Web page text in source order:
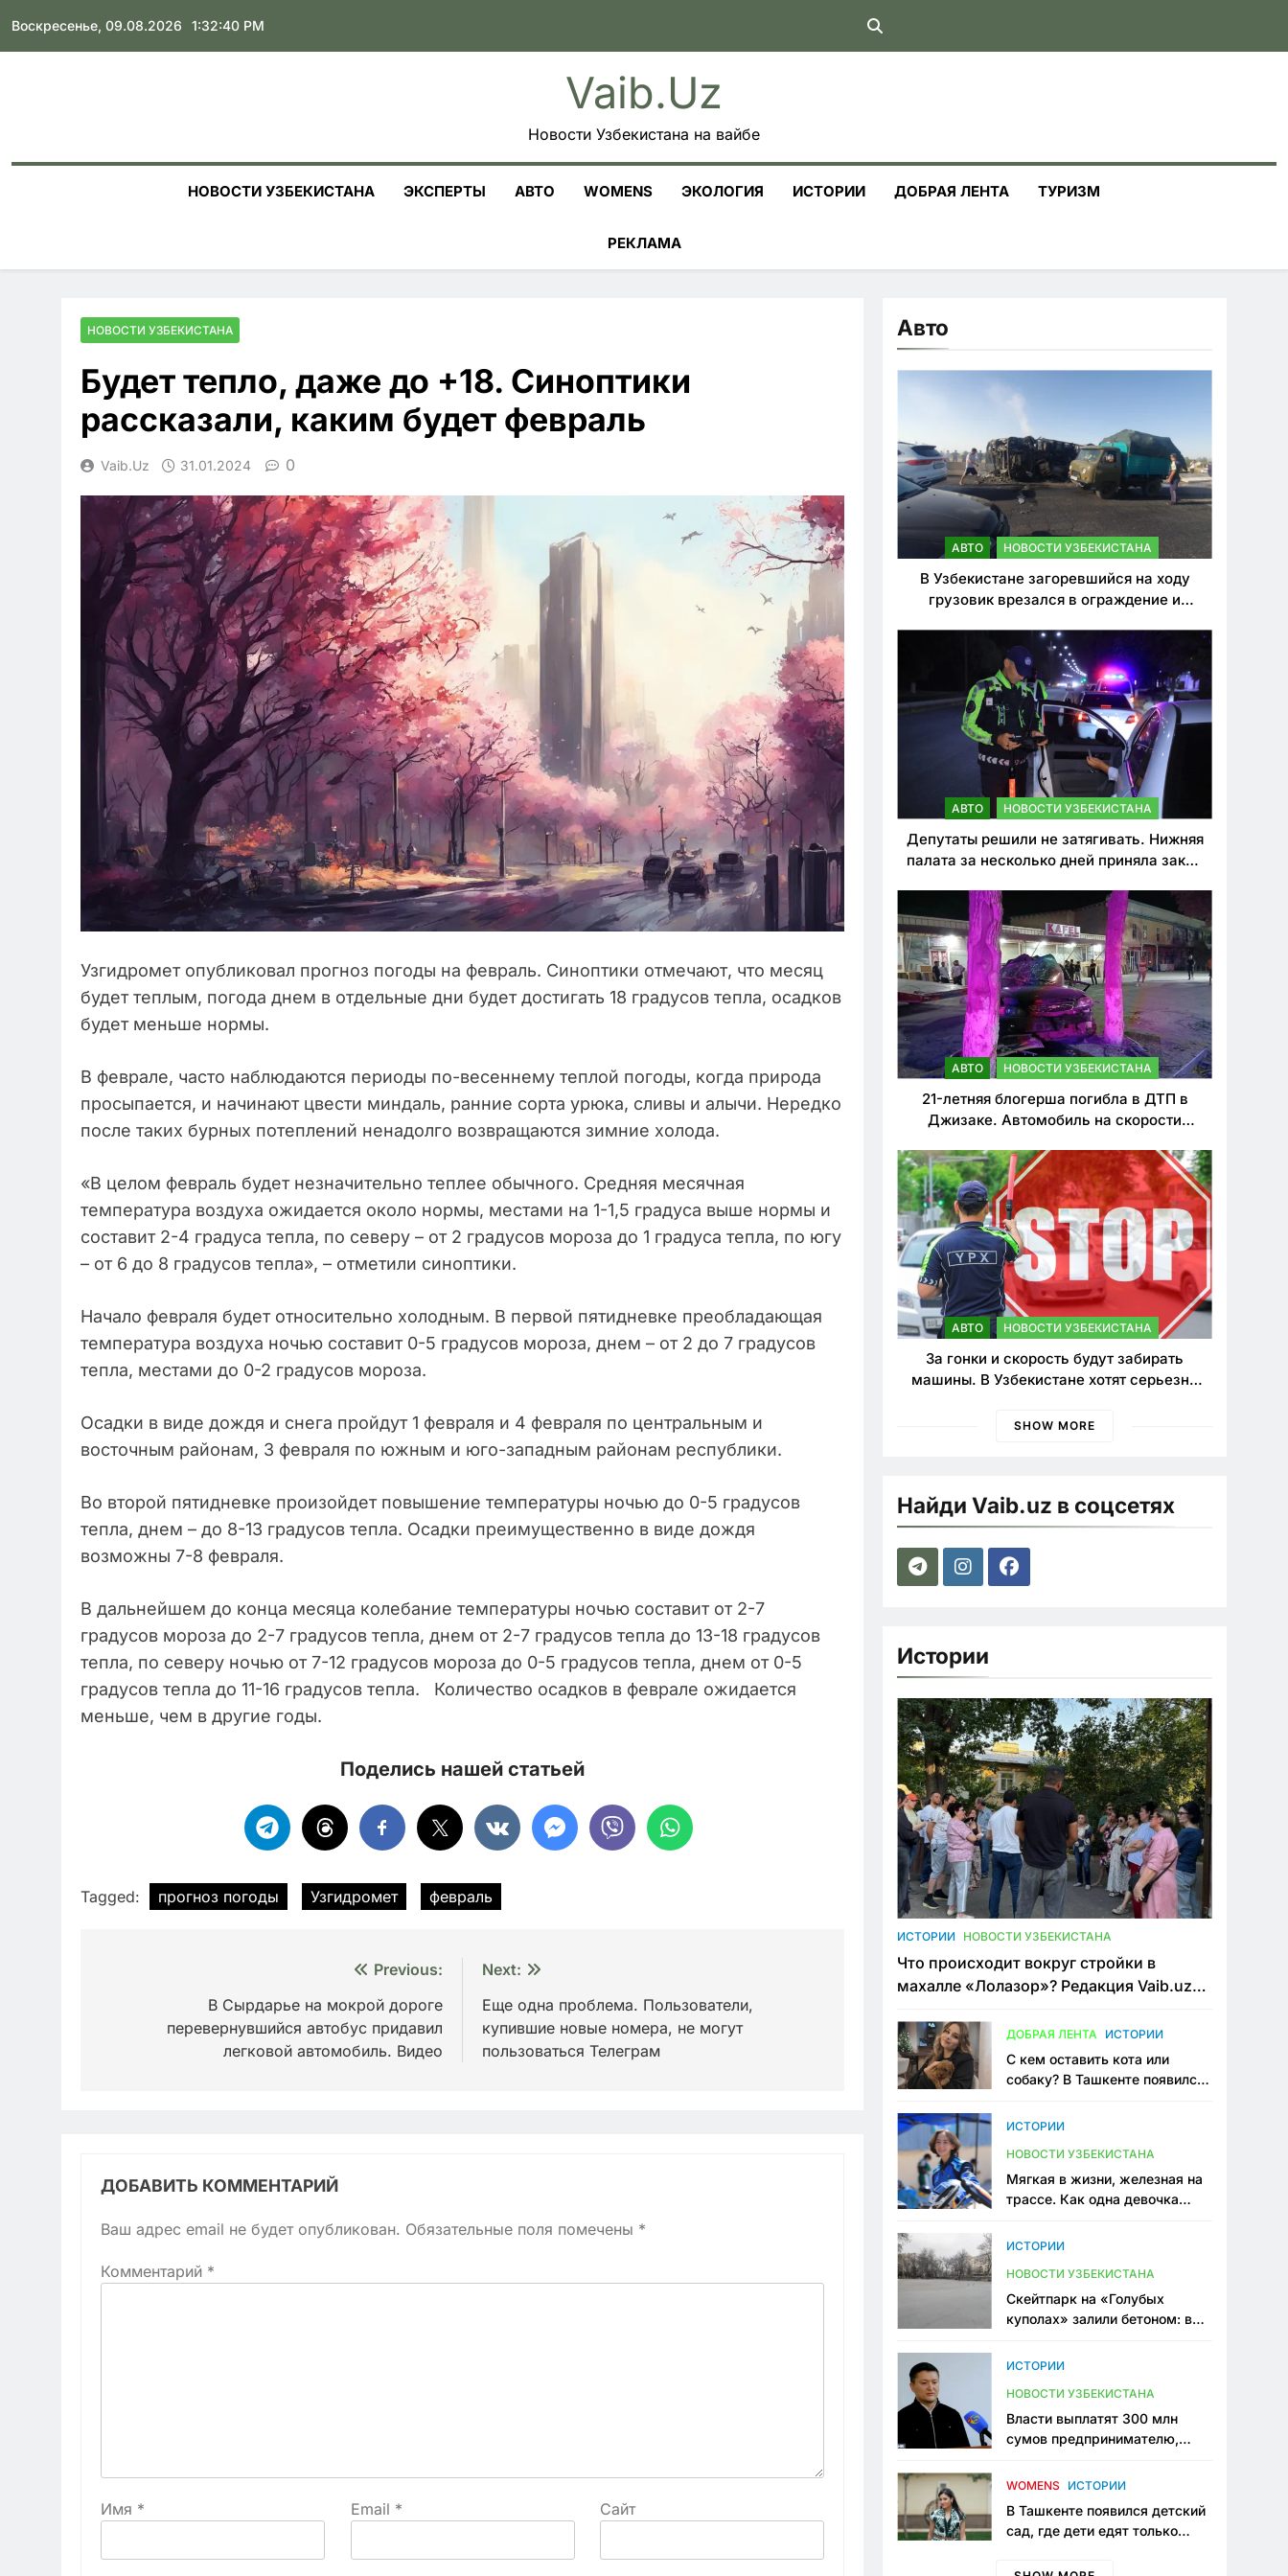
to
content
Воскресенье, 09.08.2026 1:32:41 PM
Vaib.uz
Новости Узбекистана на вайбе
НОВОСТИ УЗБЕКИСТАНА ЭКСПЕРТЫ АВТО WOMENS ЭКОЛОГИЯ ИСТОРИИ ДОБРАЯ ЛЕНТА ТУРИЗМ
РЕКЛАМА
НОВОСТИ УЗБЕКИСТАНА
Будет тепло, даже до +18. Синоптики
рассказали, каким будет февраль
Vaib.uz 31.01.2024 0
Узгидромет опубликовал прогноз погоды на февраль. Синоптики отмечают, что месяц
будет теплым, погода днем в отдельные дни будет достигать 18 градусов тепла, осадков
будет меньше нормы.
В феврале, часто наблюдаются периоды по-весеннему теплой погоды, когда природа
просыпается, и начинают цвести миндаль, ранние сорта урюка, сливы и алычи. Нередко
после таких бурных потеплений ненадолго возвращаются зимние холода.
«В целом февраль будет незначительно теплее обычного. Средняя месячная
температура воздуха ожидается около нормы, местами на 1-1,5 градуса выше нормы и
составит 2-4 градуса тепла, по северу – от 2 градусов мороза до 1 градуса тепла, по югу
– от 6 до 8 градусов тепла», – отметили синоптики.
Начало февраля будет относительно холодным. В первой пятидневке преобладающая
температура воздуха ночью составит 0-5 градусов мороза, днем – от 2 до 7 градусов
тепла, местами до 0-2 градусов мороза.
Осадки в виде дождя и снега пройдут 1 февраля и 4 февраля по центральным и
восточным районам, 3 февраля по южным и юго-западным районам республики.
Во второй пятидневке произойдет повышение температуры ночью до 0-5 градусов
тепла, днем – до 8-13 градусов тепла. Осадки преимущественно в виде дождя
возможны 7-8 февраля.
В дальнейшем до конца месяца колебание температуры ночью составит от 2-7
градусов мороза до 2-7 градусов тепла, днем от 2-7 градусов тепла до 13-18 градусов
тепла, по северу ночью от 7-12 градусов мороза до 0-5 градусов тепла, днем от 0-5
градусов тепла до 11-16 градусов тепла. Количество осадков в феврале ожидается
меньше, чем в другие годы.
Поделись нашей статьей
Tagged: прогноз погоды Узгидромет февраль
записям
Previous:
В Сырдарье на мокрой дороге
перевернувшийся автобус придавил
легковой автомобиль. Видео
Next:
Еще одна проблема. Пользователи,
купившие новые номера, не могут
пользоваться Телеграм
ДОБАВИТЬ КОММЕНТАРИЙ
Ваш адрес email не будет опубликован. Обязательные поля помечены *
Комментарий *
Имя * Email * Сайт
Авто
АВТО НОВОСТИ УЗБЕКИСТАНА
В Узбекистане загоревшийся на ходу
грузовик врезался в ограждение и
АВТО НОВОСТИ УЗБЕКИСТАНА
Депутаты решили не затягивать. Нижняя
палата за несколько дней приняла закон
нарушителей ПДД
АВТО НОВОСТИ УЗБЕКИСТАНА
21-летняя блогерша погибла в ДТП в
Джизаке. Автомобиль на скорости
АВТО НОВОСТИ УЗБЕКИСТАНА
За гонки и скорость будут забирать
машины. В Узбекистане хотят серьезно
SHOW MORE
Найди Vaib.uz в соцсетях
Истории
ИСТОРИИ НОВОСТИ УЗБЕКИСТАНА
Что происходит вокруг стройки в
махалле «Лолазор»? Редакция Vaib.uz
конфликта
ДОБРАЯ ЛЕНТА ИСТОРИИ
С кем оставить кота или
собаку? В Ташкенте появился
ИСТОРИИ
НОВОСТИ УЗБЕКИСТАНА
Мягкая в жизни, железная на
трассе. Как одна девочка
Узбекистане
ИСТОРИИ
НОВОСТИ УЗБЕКИСТАНА
Скейтпарк на «Голубых
куполах» залили бетоном: в
одно общественное
ИСТОРИИ
НОВОСТИ УЗБЕКИСТАНА
Власти выплатят 300 млн
сумов предпринимателю,
тюрьме по незаконному
WOMENS ИСТОРИИ
В Ташкенте появился детский
сад, где дети едят только
мама, которая устала просить